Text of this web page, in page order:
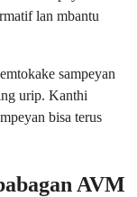
lan mbantu
sampeyan
urip. Kanthi
bisa terus
AVM